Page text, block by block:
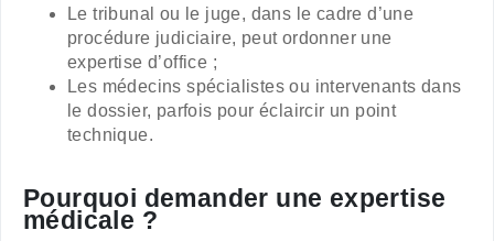
Le tribunal ou le juge, dans le cadre d’une
procédure judiciaire, peut ordonner une
expertise d’office ;
Les médecins spécialistes ou intervenants dans
le dossier, parfois pour éclaircir un point
technique.
Pourquoi demander une expertise
médicale ?